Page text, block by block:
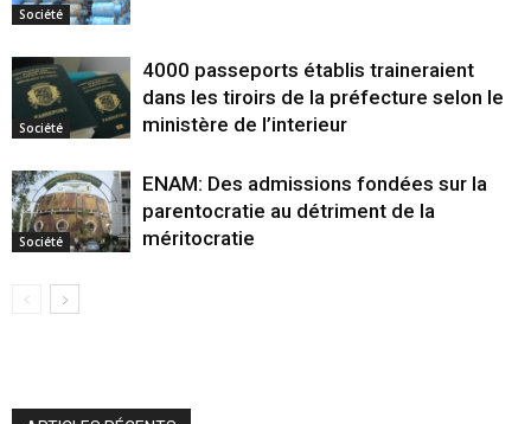
Société
Société
4000 passeports établis traineraient
dans les tiroirs de la préfecture selon le
ministère de l’interieur
Société
ENAM: Des admissions fondées sur la
parentocratie au détriment de la
méritocratie